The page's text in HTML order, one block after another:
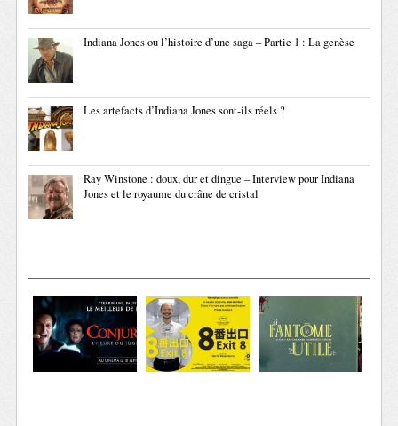
Indiana Jones ou l’histoire d’une saga – Partie 1 : La genèse
Les artefacts d’Indiana Jones sont-ils réels ?
Ray Winstone : doux, dur et dingue – Interview pour Indiana
Jones et le royaume du crâne de cristal